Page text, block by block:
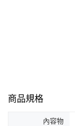
商品規格
內容物